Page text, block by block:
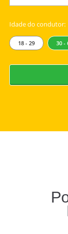
Idade do condutor:
18 - 29 30 -